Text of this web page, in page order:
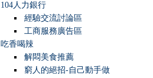
104人力銀行
經驗交流討論區
工商服務廣告區
吃香喝辣
解悶美食推薦
窮人的絕招-自己動手做